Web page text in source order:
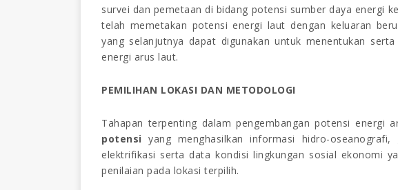
survei dan pemetaan di bidang potensi sumber daya energi
telah memetakan potensi energi laut dengan keluaran
yang selanjutnya dapat digunakan untuk menentukan
energi arus laut.
PEMILIHAN LOKASI DAN METODOLOGI
Tahapan terpenting dalam pengembangan potensi energi
potensi yang menghasilkan informasi hidro-
elektrifikasi serta data kondisi lingkungan sosial ekonomi
penilaian pada lokasi terpilih.